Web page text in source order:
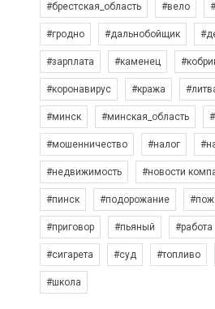
#брестская_область #вело
#гродно #дальнобойщик
#зарплата #каменец
#коронавирус #кража
#минск #минская_область
#мошенничество #налог
#недвижимость #новости
#пинск #подорожание
#приговор #пьяный #работа
#сигарета #суд #топливо
#школа